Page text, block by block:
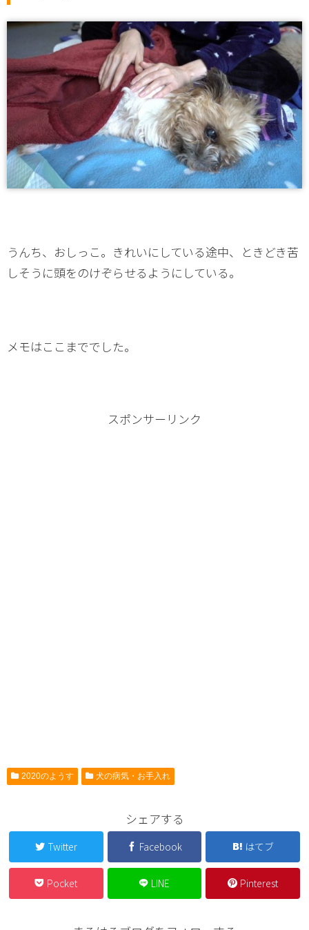
うんち、おしっこ。きれいにしている途中、ときどき苦
しそうに頭をのけぞらせるようにしている。
メモはここまででした。
スポンサーリンク
2020のようす 犬の病気・お手入れ
シェアする
Twitter Facebook はてブ
Pocket LINE Pinterest